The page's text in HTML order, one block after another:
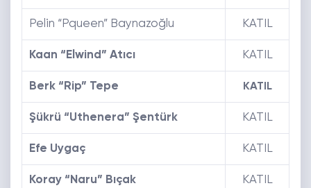
Pelin “Pqueen” Baynazoğlu KATIL
Kaan “Elwind” Atıcı KATIL
Berk “Rip” Tepe KATIL
Şükrü “Uthenera” Şentürk KATIL
Efe Uygaç KATIL
Koray “Naru” Bıçak KATIL